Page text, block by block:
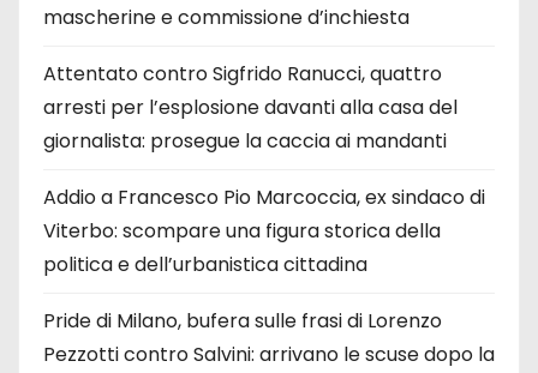
mascherine e commissione d’inchiesta
Attentato contro Sigfrido Ranucci, quattro
arresti per l’esplosione davanti alla casa del
giornalista: prosegue la caccia ai mandanti
Addio a Francesco Pio Marcoccia, ex sindaco di
Viterbo: scompare una figura storica della
politica e dell’urbanistica cittadina
Pride di Milano, bufera sulle frasi di Lorenzo
Pezzotti contro Salvini: arrivano le scuse dopo la